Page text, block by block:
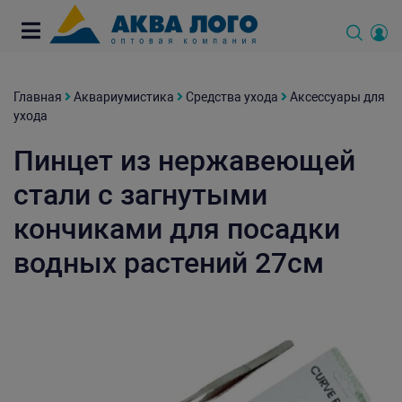
Главная Аквариумистика Средства ухода
Аксессуары для
ухода
Пинцет из нержавеющей
стали с загнутыми
кончиками для посадки
водных растений 27см